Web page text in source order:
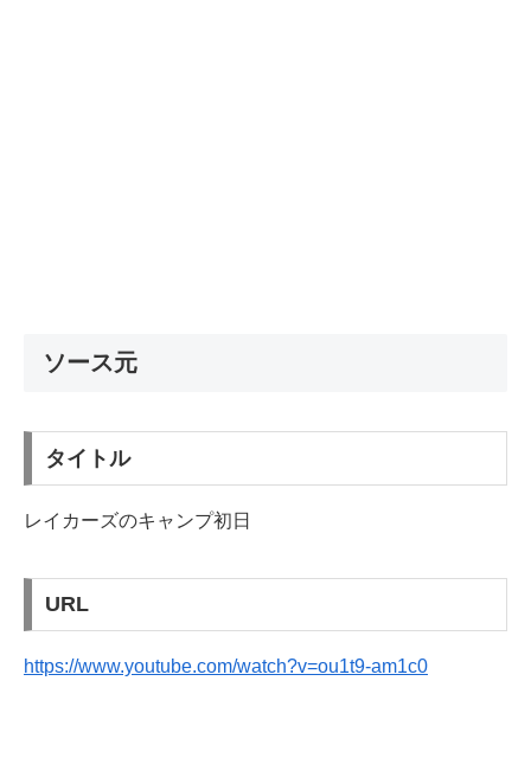
ソース元
タイトル
レイカーズのキャンプ初日
URL
https://www.youtube.com/watch?v=ou1t9-am1c0